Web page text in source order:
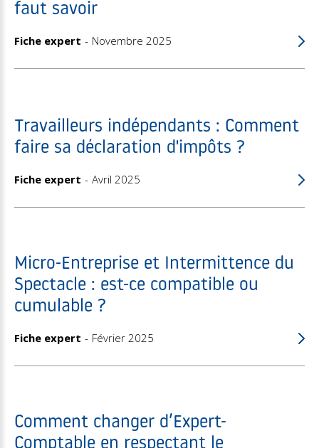
faut savoir
Fiche expert Novembre 2025
Travailleurs indépendants : Comment
faire sa déclaration d'impôts ?
Fiche expert Avril 2025
Micro-Entreprise et Intermittence du
Spectacle : est-ce compatible ou
cumulable ?
Fiche expert Février 2025
Comment changer d’Expert-
Comptable en respectant le